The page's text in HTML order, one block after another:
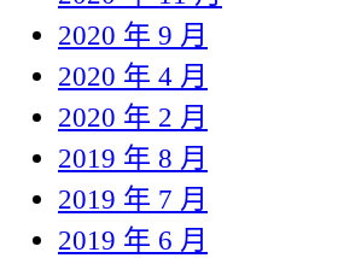
2020 年 9 月
2020 年 4 月
2020 年 2 月
2019 年 8 月
2019 年 7 月
2019 年 6 月